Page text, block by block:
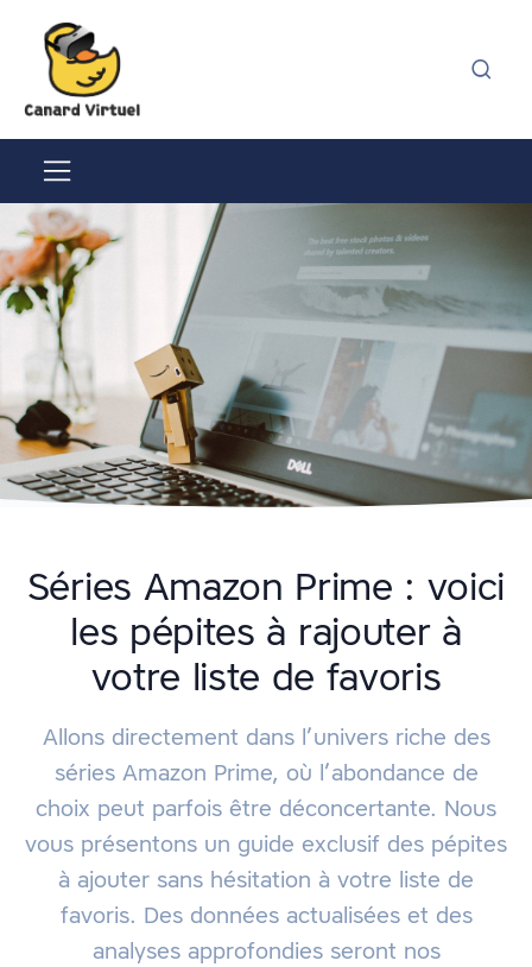
Séries Amazon Prime : voici
les pépites à rajouter à
votre liste de favoris
Allons directement dans l’univers riche des
séries Amazon Prime, où l’abondance de
choix peut parfois être déconcertante. Nous
vous présentons un guide exclusif des pépites
à ajouter sans hésitation à votre liste de
favoris. Des données actualisées et des
analyses approfondies seront nos